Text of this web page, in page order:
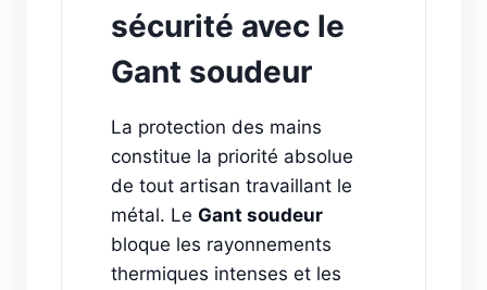
sécurité avec le
Gant soudeur
La protection des mains
constitue la priorité absolue
de tout artisan travaillant le
métal. Le Gant soudeur
bloque les rayonnements
thermiques intenses et les